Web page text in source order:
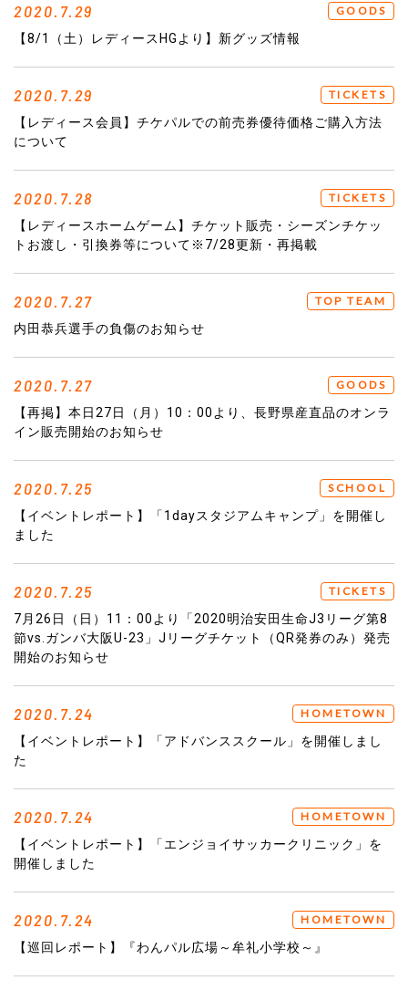
2020.7.29 GOODS
【8/1（土）レディースHGより】新グッズ情報
2020.7.29 TICKETS
【レディース会員】チケパルでの前売券優待価格ご購入方法
について
2020.7.28 TICKETS
【レディースホームゲーム】チケット販売・シーズンチケッ
トお渡し・引換券等について※7/28更新・再掲載
2020.7.27 TOP TEAM
内田恭兵選手の負傷のお知らせ
2020.7.27 GOODS
【再掲】本日27日（月）10：00より、長野県産直品のオンラ
イン販売開始のお知らせ
2020.7.25 SCHOOL
【イベントレポート】「1dayスタジアムキャンプ」を開催し
ました
2020.7.25 TICKETS
7月26日（日）11：00より「2020明治安田生命J3リーグ第8
節vs.ガンバ大阪U-23」Jリーグチケット（QR発券のみ）発売
開始のお知らせ
2020.7.24 HOMETOWN
【イベントレポート】「アドバンススクール」を開催しまし
た
2020.7.24 HOMETOWN
【イベントレポート】「エンジョイサッカークリニック」を
開催しました
2020.7.24 HOMETOWN
【巡回レポート】『わんパル広場～牟礼小学校～』